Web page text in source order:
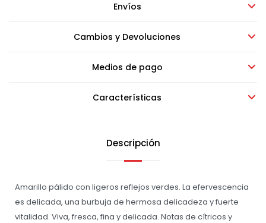
Envíos
Cambios y Devoluciones
Medios de pago
Características
Descripción
Amarillo pálido con ligeros reflejos verdes. La efervescencia
es delicada, una burbuja de hermosa delicadeza y fuerte
vitalidad. Viva, fresca, fina y delicada. Notas de cítricos y